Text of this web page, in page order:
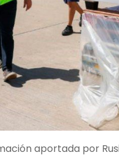
aportada por